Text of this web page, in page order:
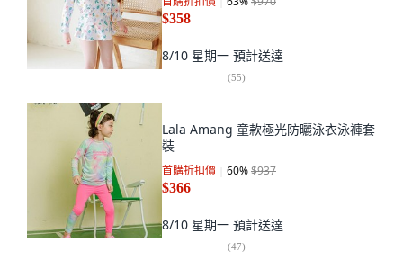
$358
8/10 星期一 預計送達
(55)
Lala Amang 童款極光防曬泳衣泳褲套
裝
首購折扣價 60%$937
$366
8/10 星期一 預計送達
(47)